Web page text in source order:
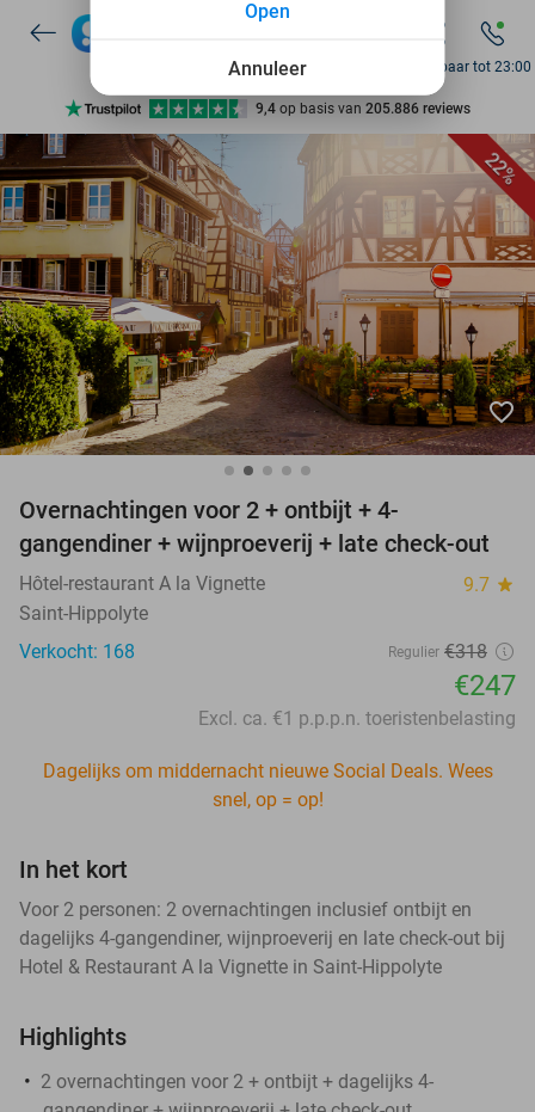
7 dagen per week beschikbaar
9,4 op basis van 205.886 reviews
Ontdek 15.000+ deals
7 dagen per week beschikbaar
10+ miljoen leden
Bereikbaar tot 23:00
22%
favorite_border
Overnachtingen voor 2 + ontbijt + 4-
gangendiner + wijnproeverij + late check-out
Hôtel-restaurant A la Vignette 9.7 star
Saint-Hippolyte
Verkocht: 168
Regulier €318
€247
Excl. ca. €1 p.p.p.n. toeristenbelasting
Dagelijks om middernacht nieuwe Social Deals. Wees
snel, op = op!
In het kort
Voor 2 personen: 2 overnachtingen inclusief ontbijt en
dagelijks 4-gangendiner, wijnproeverij en late check-out bij
Hotel & Restaurant A la Vignette in Saint-Hippolyte
Highlights
2 overnachtingen voor 2 + ontbijt + dagelijks 4-
Annuleer
Open